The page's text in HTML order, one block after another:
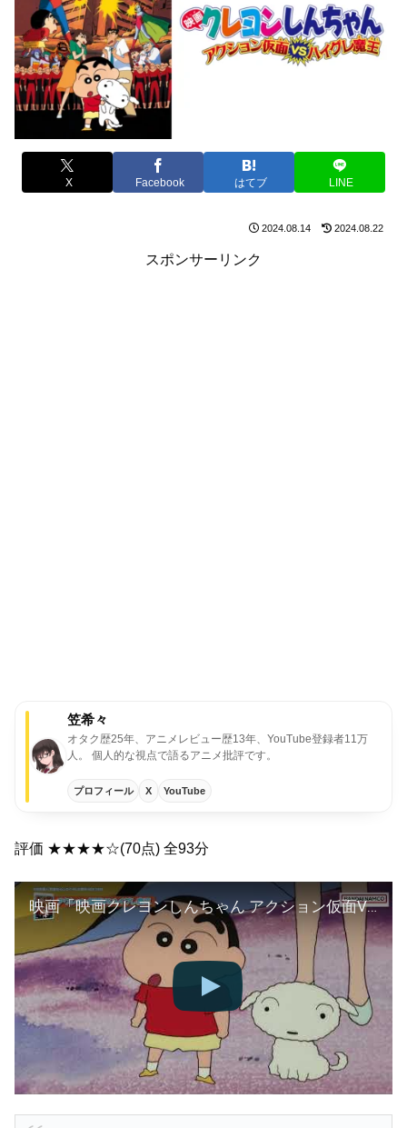
X Facebook はてブ LINE
2024.08.14 2024.08.22
スポンサーリンク
笠希々
オタク歴25年、アニメレビュー歴13年、YouTube登録者11万
人。 個人的な視点で語るアニメ批評です。
プロフィール X YouTube
評価 ★★★★☆(70点) 全93分
映画「映画クレヨンしんちゃん アクション仮面VSハイグレ魔王」本編映像